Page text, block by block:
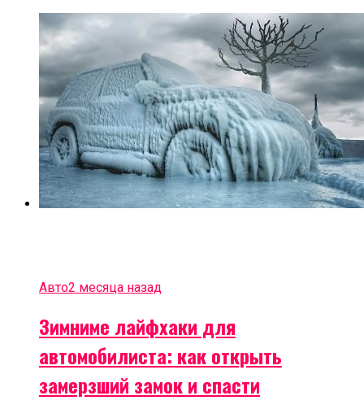
Авто2 месяца назад
Зимниме лайфхаки для
автомобилиста: как открыть
замерзший замок и спасти